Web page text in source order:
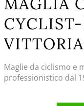
Maglie da ciclismo e
professionistico dal